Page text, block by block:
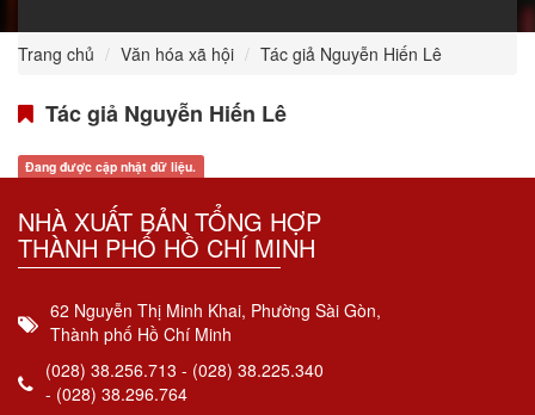
Trang chủ Văn hóa xã hội Tác giả Nguyễn Hiến Lê
Tác giả Nguyễn Hiến Lê
Đang được cập nhật dữ liệu.
NHÀ XUẤT BẢN TỔNG HỢP
THÀNH PHỐ HỒ CHÍ MINH
62 Nguyễn Thị Minh Khai, Phường Sài Gòn,
Thành phố Hồ Chí Minh
(028) 38.256.713 - (028) 38.225.340
- (028) 38.296.764